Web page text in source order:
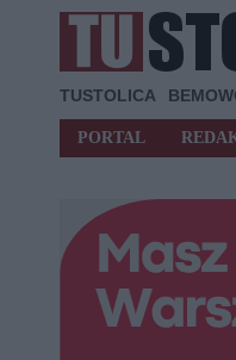
TUSTOLICA
PORTAL